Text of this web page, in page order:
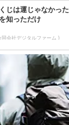
じは運じゃなかっ
知っただけ
同会社デジタルファーム )